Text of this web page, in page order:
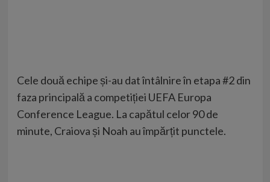
Cele două echipe și-au dat întâlnire în etapa #2 din
faza principală a competiției UEFA Europa
Conference League. La capătul celor 90 de
minute, Craiova și Noah au împărțit punctele.